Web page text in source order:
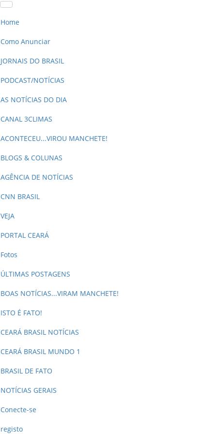
Home
Como Anunciar
JORNAIS DO BRASIL
PODCAST/NOTÍCIAS
AS NOTÍCIAS DO DIA
CANAL 3CLIMAS
ACONTECEU...VIROU MANCHETE!
BLOGS & COLUNAS
AGÊNCIA DE NOTÍCIAS
CNN BRASIL
VEJA
PORTAL CEARÁ
Fotos
ÚLTIMAS POSTAGENS
BOAS NOTÍCIAS...VIRAM MANCHETE!
ISTO É FATO!
CEARÁ BRASIL NOTÍCIAS
CEARÁ BRASIL MUNDO 1
BRASIL DE FATO
NOTÍCIAS GERAIS
Conecte-se
registo